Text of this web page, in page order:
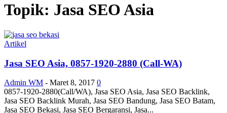
Topik: Jasa SEO Asia
Artikel
Jasa SEO Asia, 0857-1920-2880 (Call-WA)
Admin WM - Maret 8, 2017 0
0857-1920-2880(Call/WA), Jasa SEO Asia, Jasa SEO Backlink,
Jasa SEO Backlink Murah, Jasa SEO Bandung, Jasa SEO Batam,
Jasa SEO Bekasi, Jasa SEO Bergaransi, Jasa...